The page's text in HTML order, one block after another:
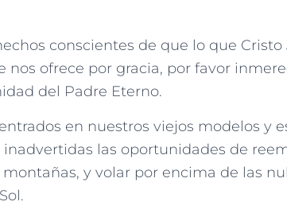
conscientes de que lo que Cristo
nos ofrece por gracia, por favor
del Padre Eterno.
en nuestros viejos modelos y
inadvertidas las oportunidades de
y volar por encima de las